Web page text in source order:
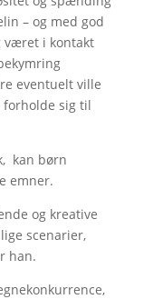
– og med god
været i kontakt
eventuelt ville
forholde sig til
kan børn
emner.
og kreative
scenarier,
han.